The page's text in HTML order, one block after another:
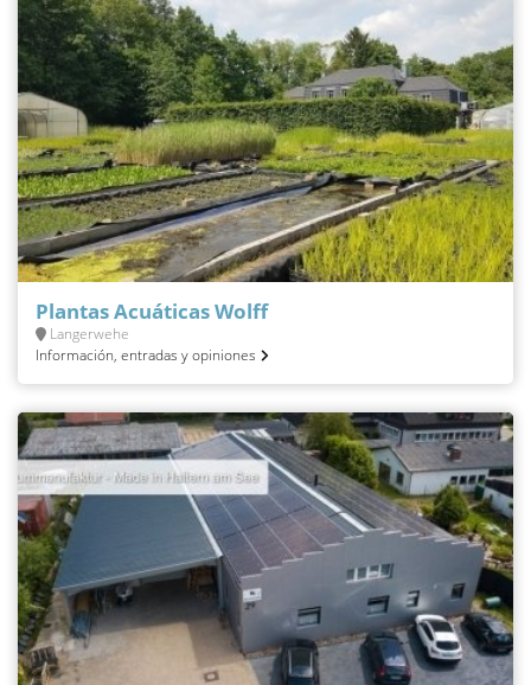
Plantas Acuáticas Wolff
Langerwehe
Información, entradas y opiniones